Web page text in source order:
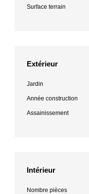
Surface terrain
Extérieur
Jardin
Année construction
Assainissement
Intérieur
Nombre pièces